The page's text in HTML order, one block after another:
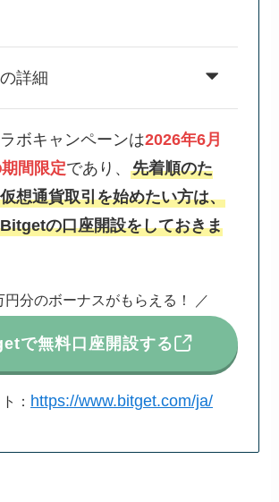
詳細
ボキャンペーンは2026年6月
間限定であり、 先着順のた
想通貨取引を始めたい方は、
の口座開設をしておきま
円分のボーナスがもらえる！ ／
で無料口座開設する
： https://www.bitget.com/ja/